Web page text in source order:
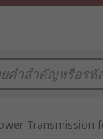
Transmission